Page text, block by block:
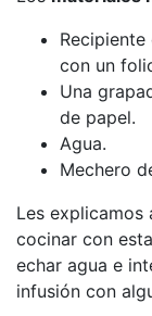
con un
Una
de papel.
Agua.
Mechero
Les explicamos
cocinar con
echar agua e
infusión con